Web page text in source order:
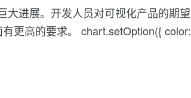
大进展。开发人员对可视化产品的期望
更高的要求。 chart.setOption({ color: